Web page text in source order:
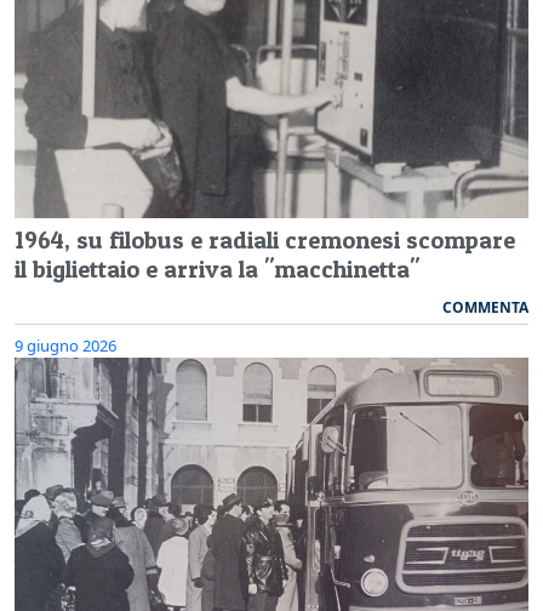
1964, su filobus e radiali cremonesi scompare
il bigliettaio e arriva la "macchinetta"
COMMENTA
9 giugno 2026